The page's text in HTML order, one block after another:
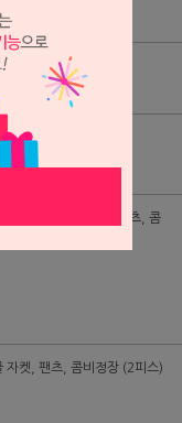
순모 싱글 자켓, 팬츠, 콤
켓, 팬츠, 콤비정장 (2피스)